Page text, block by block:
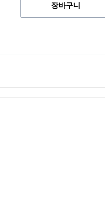
장바구니